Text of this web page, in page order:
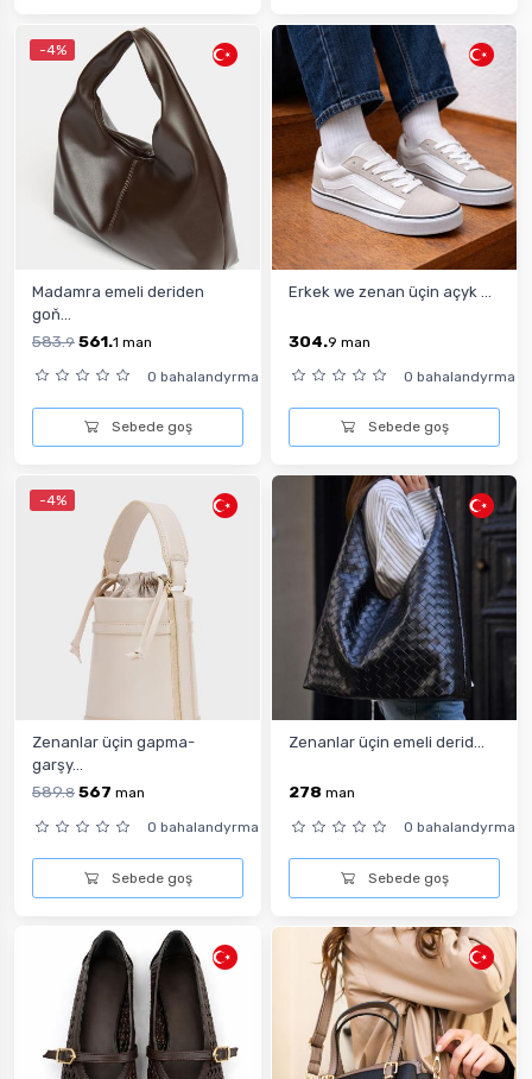
-4%
Madamra emeli deriden
goň...
583.9 561.1 man
0 bahalandyrma
Sebede goş
Erkek we zenan üçin açyk ...
304.9 man
0 bahalandyrma
Sebede goş
-4%
Zenanlar üçin gapma-
garşy...
589.8 567 man
0 bahalandyrma
Sebede goş
Zenanlar üçin emeli derid...
278 man
0 bahalandyrma
Sebede goş